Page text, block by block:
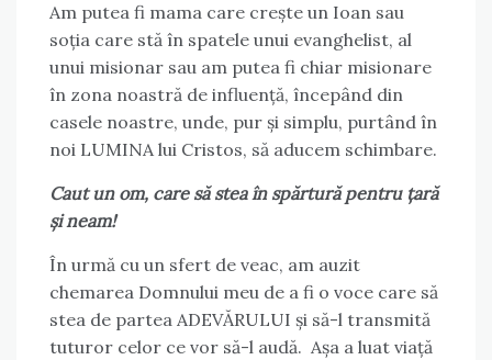
Am putea fi mama care crește un Ioan sau
soția care stă în spatele unui evanghelist, al
unui misionar sau am putea fi chiar misionare
în zona noastră de influență, începând din
casele noastre, unde, pur și simplu, purtând în
noi LUMINA lui Cristos, să aducem schimbare.
Caut un om, care să stea în spărtură pentru țară
și neam!
În urmă cu un sfert de veac, am auzit
chemarea Domnului meu de a fi o voce care să
stea de partea ADEVĂRULUI și să-l transmită
tuturor celor ce vor să-l audă. Așa a luat viață